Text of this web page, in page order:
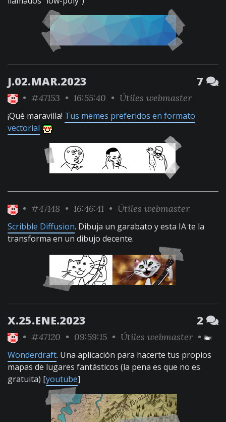
J.02.MAR.2023 7
• #47153 • 16:55:40 • Útiles webmaster
¡Qué maravilla! Tus memes preferidos en formato
vectorial
• #47148 • 16:46:41 • Útiles webmaster
Scribble Diffusion. Dibuja un garabato y esta IA te la
transforma en un dibujo decente.
X.25.ENE.2023 2
• #47120 • 09:59:15 • Útiles webmaster •
Wonderdraft. Una aplicación para hacerte tus propios
mapas de lugares fantásticos (la pena es que no es
gratuita) [youtube]